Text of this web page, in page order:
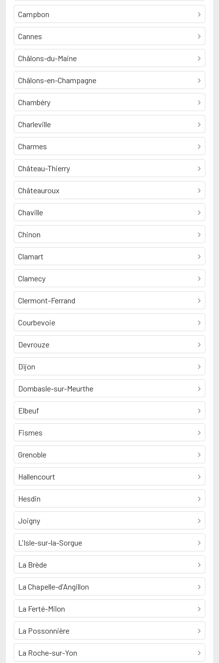
Campbon
Cannes
Châlons-du-Maine
Châlons-en-Champagne
Chambéry
Charleville
Charmes
Château-Thierry
Châteauroux
Chaville
Chinon
Clamart
Clamecy
Clermont-Ferrand
Courbevoie
Devrouze
Dijon
Dombasle-sur-Meurthe
Elbeuf
Fismes
Grenoble
Hallencourt
Hesdin
Joigny
L'Isle-sur-la-Sorgue
La Brède
La Chapelle-d'Angillon
La Ferté-Milon
La Possonnière
La Roche-sur-Yon